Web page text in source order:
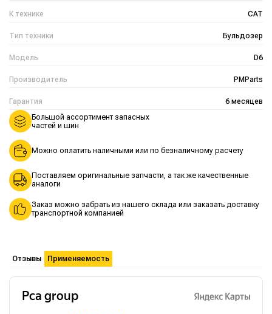
К технике CAT
Тип техники Бульдозер
Модель D6
Производитель PMParts
Гарантия 6 месяцев
Большой ассортимент запасных
частей и шин
Можно оплатить наличными или по безналичному расчету
Поставляем оригинальные запчасти, а так же качественные
аналоги
Заказ можно забрать из нашего склада или заказать доставку
транспортной компанией
Отзывы Применяемость